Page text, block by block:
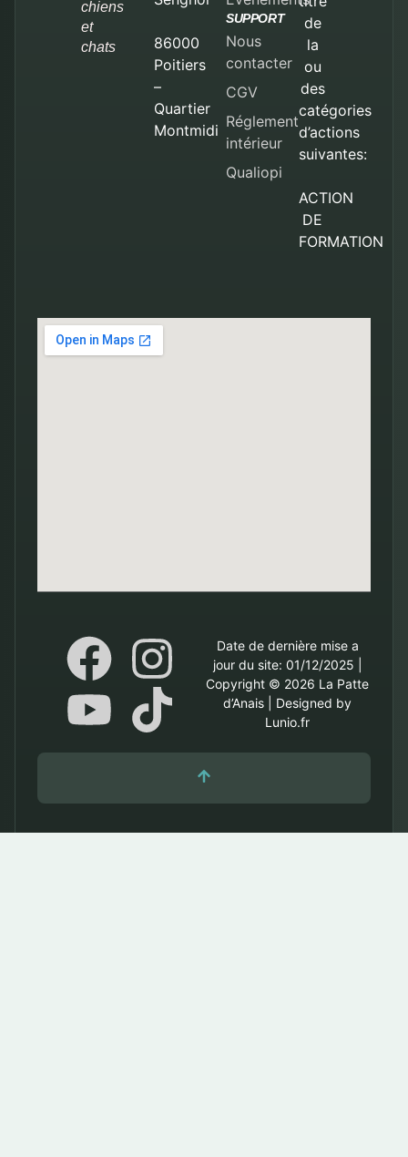
chiens
et
chats
86000
Poitiers
–
Quartier
Montmidi
SUPPORT
Nous
contacter
CGV
Réglement
intérieur
Qualiopi
de
la
ou
des
catégories
d’actions
suivantes:
ACTION
DE
FORMATION
Date de dernière mise a
jour du site: 01/12/2025 |
Copyright © 2026 La Patte
d’Anais | Designed by
Lunio.fr